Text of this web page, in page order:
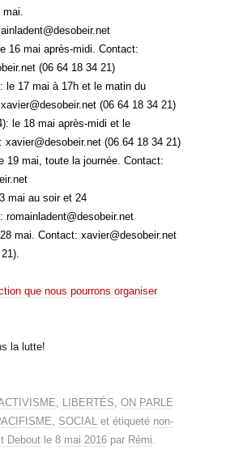
16 mai après-midi. Contact:
(06 64 18 34 21)
le 17 mai à 17h et le matin du
(06 64 18 34 21)
le 18 mai après-midi et le
xavier@desobeir.net (06 64 18 34 21)
19 mai, toute la journée. Contact:
mai au soir et 24
romainladent@desobeir.net
mai. Contact: xavier@desobeir.net
que nous pourrons organiser
la lutte!
LIBERTÉS ON PARLE
SOCIAL et étiqueté non-
Debout le 8 mai 2016 par Rémi